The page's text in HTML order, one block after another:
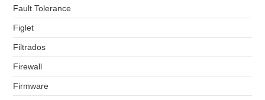
Fault Tolerance
Figlet
Filtrados
Firewall
Firmware